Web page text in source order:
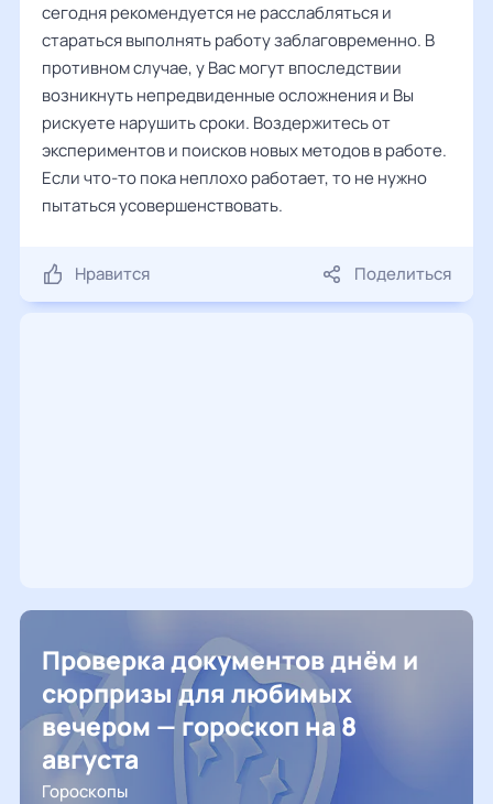
сегодня рекомендуется не расслабляться и
стараться выполнять работу заблаговременно. В
противном случае, у Вас могут впоследствии
возникнуть непредвиденные осложнения и Вы
рискуете нарушить сроки. Воздержитесь от
экспериментов и поисков новых методов в работе.
Если что-то пока неплохо работает, то не нужно
пытаться усовершенствовать.
Нравится Поделиться
Проверка документов днём и
сюрпризы для любимых
вечером — гороскоп на 8
августа
Гороскопы